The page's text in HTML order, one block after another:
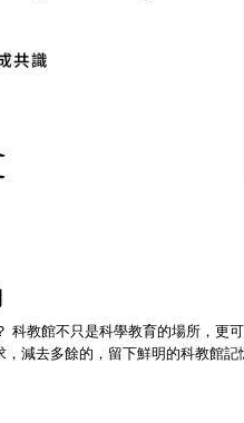
科教館不只是科學教育的場所，更
減去多餘的，留下鮮明的科教館記